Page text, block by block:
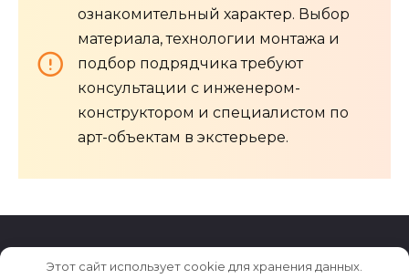
ознакомительный характер. Выбор
материала, технологии монтажа и
подбор подрядчика требуют
консультации с инженером-
конструктором и специалистом по
арт-объектам в экстерьере.
© 2026 Archiludi.ru
Этот сайт использует cookie для хранения данных.